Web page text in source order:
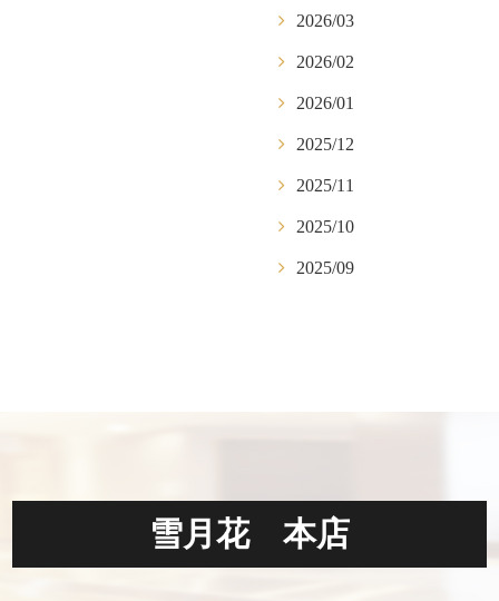
2026/03
2026/02
2026/01
2025/12
2025/11
2025/10
2025/09
雪月花 本店